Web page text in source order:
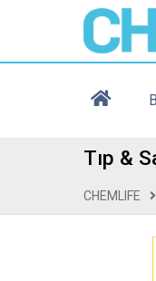
Tıp &
CHEMLIFE